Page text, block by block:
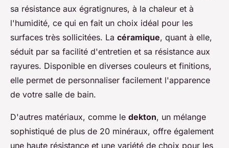
sa résistance aux égratignures, à la chaleur et à
l'humidité, ce qui en fait un choix idéal pour les
surfaces très sollicitées. La céramique, quant à elle,
séduit par sa facilité d'entretien et sa résistance aux
rayures. Disponible en diverses couleurs et finitions,
elle permet de personnaliser facilement l'apparence
de votre salle de bain.
D'autres matériaux, comme le dekton, un mélange
sophistiqué de plus de 20 minéraux, offre également
une haute résistance et une variété de choix pour les